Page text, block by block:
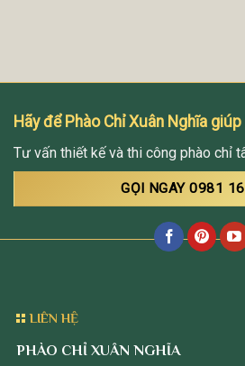
Hãy để Phào Chỉ Xuân Nghĩa
Tư vấn thiết kế và thi công phào chỉ
GỌI NGAY 0981
LIÊN HỆ
PHÀO CHỈ XUÂN NGHĨA